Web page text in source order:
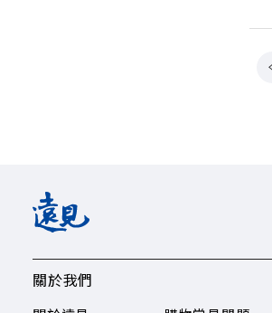
關於我們